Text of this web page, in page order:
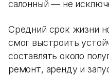
салонный — не
Средний срок жизни
смог выстроить
составлять около
ремонт, аренду и